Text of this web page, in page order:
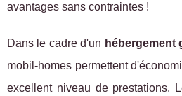
avantages sans contraintes !
Dans le cadre d'un hébergement
mobil-homes permettent
excellent niveau de prestations.